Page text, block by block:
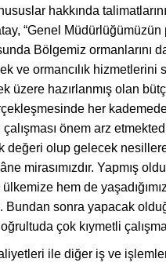
hakkında
“Genel Müdürlüğümüzün
Bölgemiz ormanlarını
ve ormancılık hizmetlerini
üzere hazırlanmış olan
her
önem arz
değeri olup gelecek
mirasımızdır. Yapmış
hem de
Bundan sonra yapacak
çok kıymetli
ile diğer iş ve